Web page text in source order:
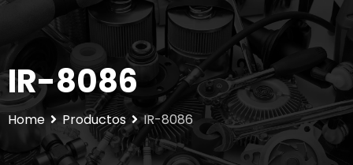
IR-8086
Home Productos IR-8086